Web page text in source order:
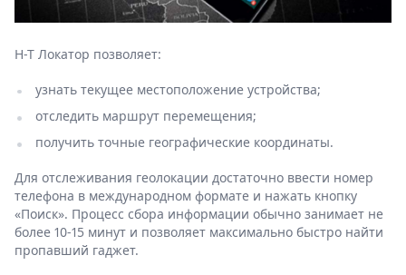
Н-Т Локатор позволяет:
узнать текущее местоположение устройства;
отследить маршрут перемещения;
получить точные географические координаты.
Для отслеживания геолокации достаточно ввести номер
телефона в международном формате и нажать кнопку
«Поиск». Процесс сбора информации обычно занимает не
более 10-15 минут и позволяет максимально быстро найти
пропавший гаджет.